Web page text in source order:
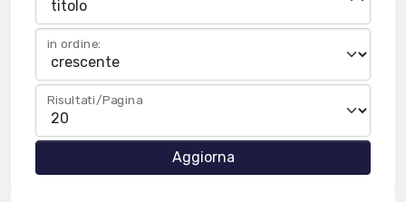
in ordine:
Risultati/Pagina